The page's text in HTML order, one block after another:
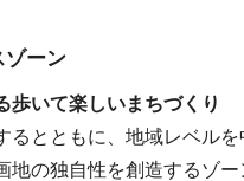
ゾーン
歩いて楽しいまちづくり
るとともに、地域レベル
の独自性を創造するゾー